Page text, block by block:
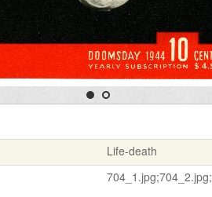
Life-death
704_1.jpg;704_2.jpg;